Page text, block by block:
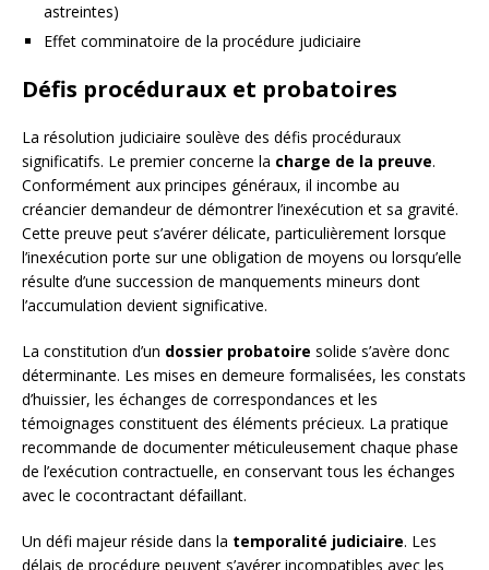
astreintes)
Effet comminatoire de la procédure judiciaire
Défis procéduraux et probatoires
La résolution judiciaire soulève des défis procéduraux
significatifs. Le premier concerne la charge de la preuve.
Conformément aux principes généraux, il incombe au
créancier demandeur de démontrer l’inexécution et sa gravité.
Cette preuve peut s’avérer délicate, particulièrement lorsque
l’inexécution porte sur une obligation de moyens ou lorsqu’elle
résulte d’une succession de manquements mineurs dont
l’accumulation devient significative.
La constitution d’un dossier probatoire solide s’avère donc
déterminante. Les mises en demeure formalisées, les constats
d’huissier, les échanges de correspondances et les
témoignages constituent des éléments précieux. La pratique
recommande de documenter méticuleusement chaque phase
de l’exécution contractuelle, en conservant tous les échanges
avec le cocontractant défaillant.
Un défi majeur réside dans la temporalité judiciaire. Les
délais de procédure peuvent s’avérer incompatibles avec les